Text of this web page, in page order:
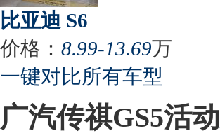
比亚迪 S6
价格： 8.99-13.69万
一键对比所有车型
广汽传祺GS5活动